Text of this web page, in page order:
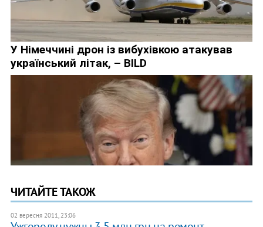
ЧИТАЙТЕ ТАКОЖ
02 вересня 2011, 23:06